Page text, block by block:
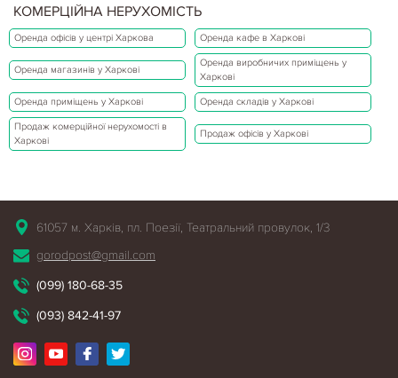
КОМЕРЦІЙНА НЕРУХОМІСТЬ
Оренда офісів у центрі Харкова Оренда кафе в Харкові
Оренда магазинів у Харкові
Оренда виробничих приміщень у
Харкові
Оренда приміщень у Харкові Оренда складів у Харкові
Продаж комерційної нерухомості в
Харкові
Продаж офісів у Харкові
61057 м. Харків, пл. Поезії, Театральний провулок, 1/3
gorodpost@gmail.com
(099) 180-68-35
(093) 842-41-97